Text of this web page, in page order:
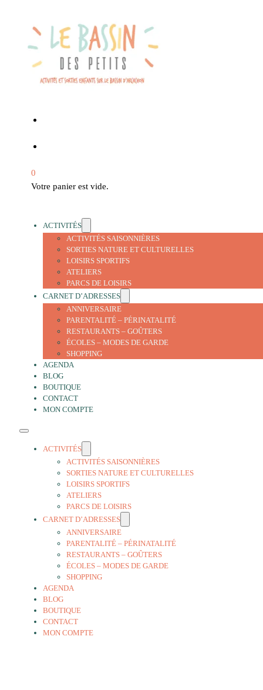
0
Votre panier est vide.
ACTIVITÉS
ACTIVITÉS SAISONNIÈRES
SORTIES NATURE ET CULTURELLES
LOISIRS SPORTIFS
ATELIERS
PARCS DE LOISIRS
CARNET D’ADRESSES
ANNIVERSAIRE
PARENTALITÉ – PÉRINATALITÉ
RESTAURANTS – GOÛTERS
ÉCOLES – MODES DE GARDE
SHOPPING
AGENDA
BLOG
BOUTIQUE
CONTACT
MON COMPTE
ACTIVITÉS
ACTIVITÉS SAISONNIÈRES
SORTIES NATURE ET CULTURELLES
LOISIRS SPORTIFS
ATELIERS
PARCS DE LOISIRS
CARNET D’ADRESSES
ANNIVERSAIRE
PARENTALITÉ – PÉRINATALITÉ
RESTAURANTS – GOÛTERS
ÉCOLES – MODES DE GARDE
SHOPPING
AGENDA
BLOG
BOUTIQUE
CONTACT
MON COMPTE